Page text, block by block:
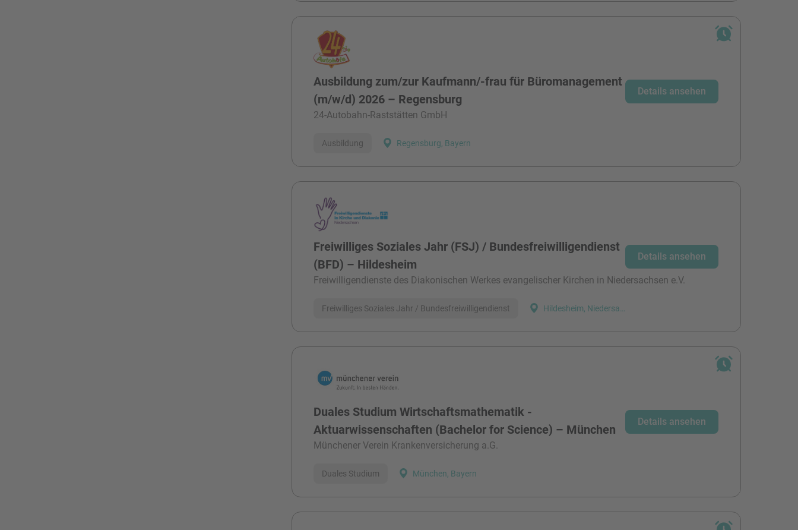
Ausbildung zum/zur Kaufmann/-frau für Büromanagement
(m/w/d) 2026 – Regensburg
24-Autobahn-Raststätten GmbH
Regensburg, Bayern
Ausbildung
Details ansehen
Freiwilliges Soziales Jahr (FSJ) / Bundesfreiwilligendienst
(BFD) – Hildesheim
Freiwilligendienste des Diakonischen Werkes evangelischer Kirchen in Niedersachsen e.V.
Hildesheim, Niedersachsen
Freiwilliges Soziales Jahr / Bundesfreiwilligendienst
Details ansehen
Duales Studium Wirtschaftsmathematik -
Aktuarwissenschaften (Bachelor for Science) – München
Münchener Verein Krankenversicherung a.G.
München, Bayern
Duales Studium
Details ansehen